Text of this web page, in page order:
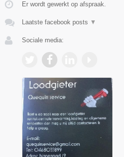
Er wordt gewerkt op afspraak.
Laatste facebook posts ▼
Sociale media: